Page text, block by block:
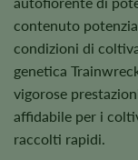
contenuto
condizioni di
genetica
vigorose
affidabile per i
raccolti rapidi.